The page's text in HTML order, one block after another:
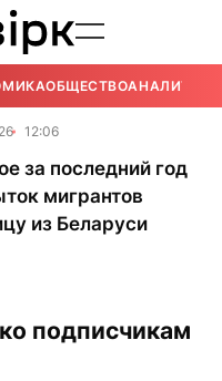
ОБЩЕСТВОАНАЛИТИКА
12:06
за последний год
мигрантов
из Беларуси
подписчикам